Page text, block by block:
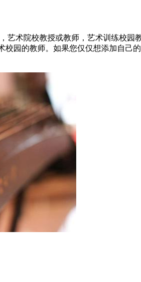
艺术院校教授或教师，艺术训练校园
园的教师。如果您仅仅想添加自己